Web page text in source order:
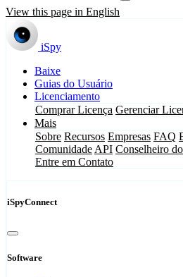
View this page in English
iSpy
Baixe
Guias do Usuário
Licenciamento
Comprar Licença Gerenciar
Mais
Sobre Recursos Empresas FAQ
Comunidade API Conselheiro
Entre em Contato
iSpyConnect
Software